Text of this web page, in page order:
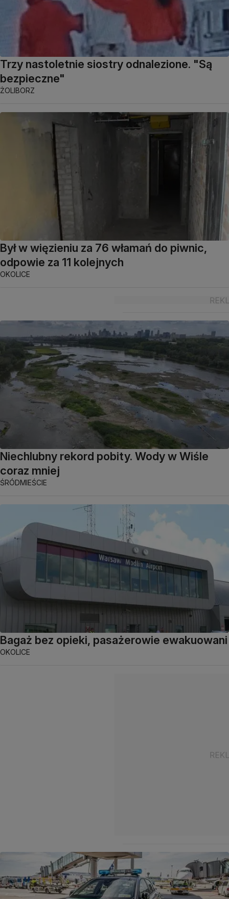
Trzy nastoletnie siostry odnalezione. "Są
bezpieczne"
ŻOLIBORZ
Był w więzieniu za 76 włamań do piwnic,
odpowie za 11 kolejnych
OKOLICE
Niechlubny rekord pobity. Wody w Wiśle
coraz mniej
ŚRÓDMIEŚCIE
Bagaż bez opieki, pasażerowie ewakuowani
OKOLICE